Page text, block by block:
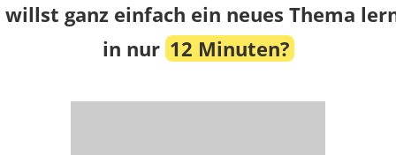
willst ganz einfach ein neues Thema
in nur 12 Minuten?